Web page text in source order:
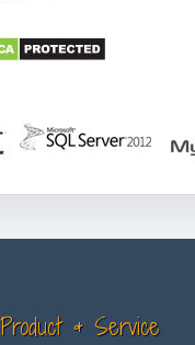
Product & Service